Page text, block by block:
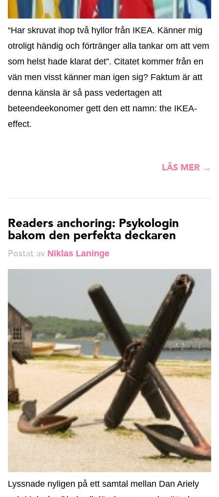
“Har skruvat ihop två hyllor från IKEA. Känner mig
otroligt händig och förtränger alla tankar om att vem
som helst hade klarat det”. Citatet kommer från en
vän men visst känner man igen sig? Faktum är att
denna känsla är så pass vedertagen att
beteendeekonomer gett den ett namn: the IKEA-
effect.
LÄS MER →
Readers anchoring: Psykologin
bakom den perfekta deckaren
Postat av Niklas Laninge
Lyssnade nyligen på ett samtal mellan Dan Ariely